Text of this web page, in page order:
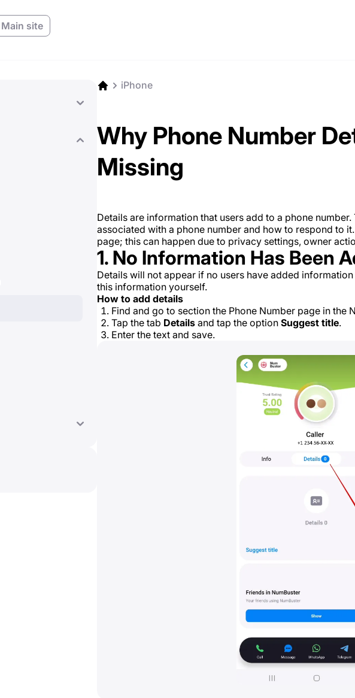
Main site
iPhone
Why Phone Number
Missing
Details are information that users add to a phone
associated with a phone number and how to respond to
page; this can happen due to privacy settings, owner
1. No Information Has Been
Details will not appear if no users have added
this information yourself.
How to add details
Find and go to section the Phone Number page in the
Tap the tab Details and tap the option Suggest title.
Enter the text and save.